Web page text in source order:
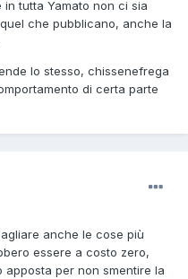
tutta Yamato non ci sia
che pubblicano, anche la
lo stesso, chissenefrega
di certa parte
anche le cose più
essere a costo zero,
per non smentire la